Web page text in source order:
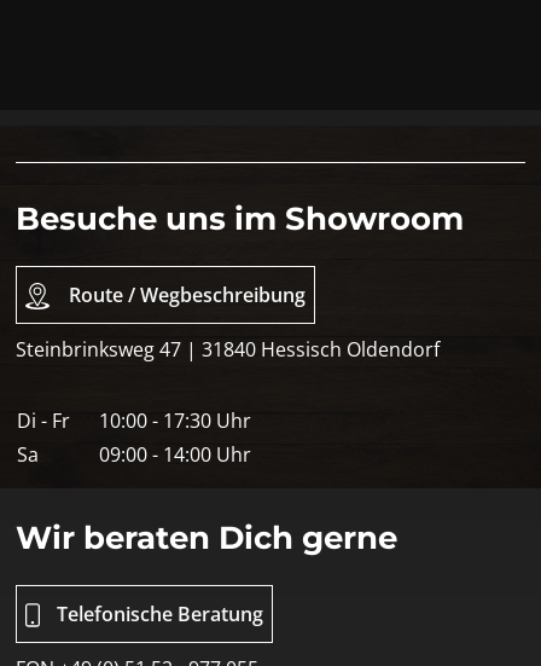
Besuche uns im Showroom
Route / Wegbeschreibung
Steinbrinksweg 47 | 31840 Hessisch Oldendorf
Di - Fr
10:00 - 17:30 Uhr
Sa
09:00 - 14:00 Uhr
Wir beraten Dich gerne
Telefonische Beratung